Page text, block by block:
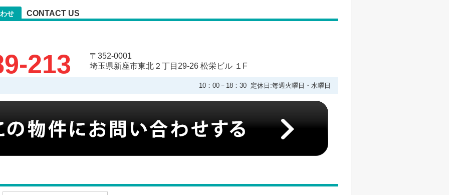
せ CONTACT US
213
〒352-0001
埼玉県新座市東北２丁目29-26 松栄ビル １F
10：00－18：30 定休日:毎週火曜日・水曜日